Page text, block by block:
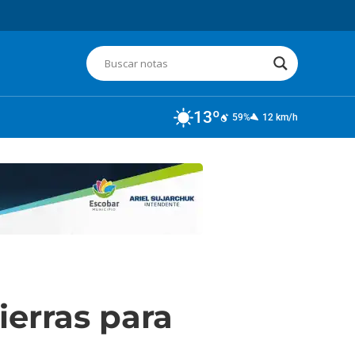
13º 59% 12 km/h
para